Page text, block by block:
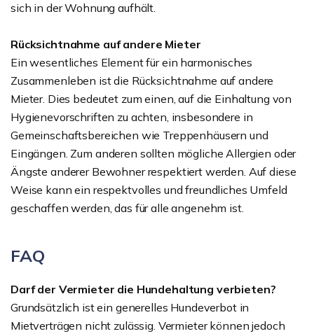
sich in der Wohnung aufhält.
Rücksichtnahme auf andere Mieter
Ein wesentliches Element für ein harmonisches
Zusammenleben ist die Rücksichtnahme auf andere
Mieter. Dies bedeutet zum einen, auf die Einhaltung von
Hygienevorschriften zu achten, insbesondere in
Gemeinschaftsbereichen wie Treppenhäusern und
Eingängen. Zum anderen sollten mögliche Allergien oder
Ängste anderer Bewohner respektiert werden. Auf diese
Weise kann ein respektvolles und freundliches Umfeld
geschaffen werden, das für alle angenehm ist.
FAQ
Darf der Vermieter die Hundehaltung verbieten?
Grundsätzlich ist ein generelles Hundeverbot in
Mietverträgen nicht zulässig. Vermieter können jedoch